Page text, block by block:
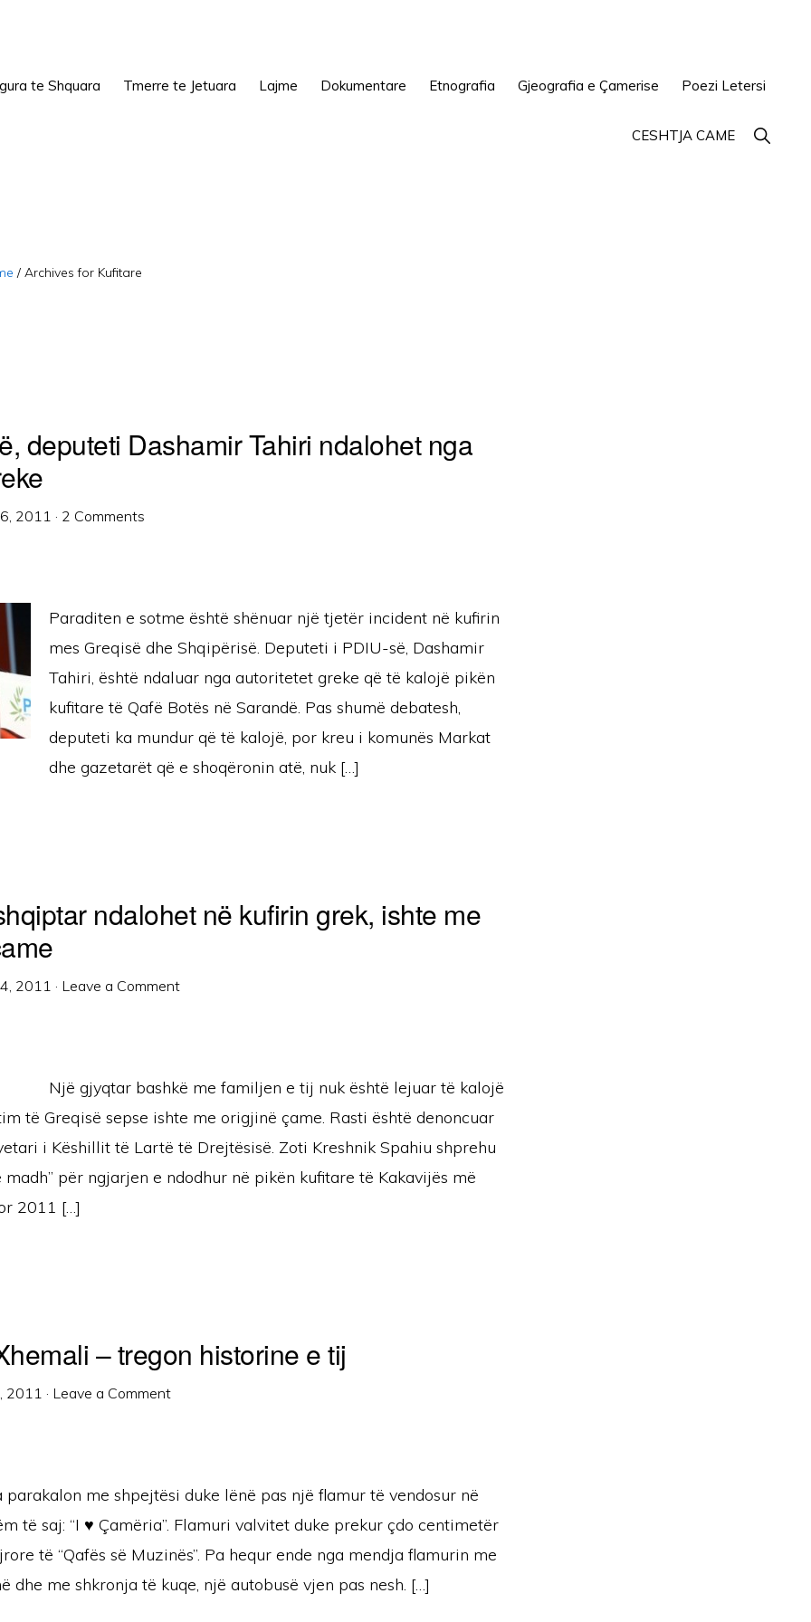
te Shquara Tmerre te Jetuara Lajme Dokumentare Etnografia Gjeografia e Çamerise Poezi Letersi
CESHTJA CAME Show
Search
/ Archives for Kufitare
deputeti Dashamir Tahiri ndalohet nga
2011 · 2 Comments
Paraditen e sotme është shënuar një tjetër incident në kufirin
mes Greqisë dhe Shqipërisë. Deputeti i PDIU-së, Dashamir
Tahiri, është ndaluar nga autoritetet greke që të kalojë pikën
kufitare të Qafë Botës në Sarandë. Pas shumë debatesh,
deputeti ka mundur që të kalojë, por kreu i komunës Markat
dhe gazetarët që e shoqëronin atë, nuk […]
ndalohet në kufirin grek, ishte me
2011 · Leave a Comment
Një gjyqtar bashkë me familjen e tij nuk është lejuar të kalojë
të Greqisë sepse ishte me origjinë çame. Rasti është denoncuar
i Këshillit të Lartë të Drejtësisë. Zoti Kreshnik Spahiu shprehu
madh” për ngjarjen e ndodhur në pikën kufitare të Kakavijës më
2011 […]
– tregon historine e tij
2011 · Leave a Comment
me shpejtësi duke lënë pas një flamur të vendosur në
të saj: “I ♥ Çamëria”. Flamuri valvitet duke prekur çdo centimetër
të “Qafës së Muzinës”. Pa hequr ende nga mendja flamurin me
dhe me shkronja të kuqe, një autobusë vjen pas nesh. […]